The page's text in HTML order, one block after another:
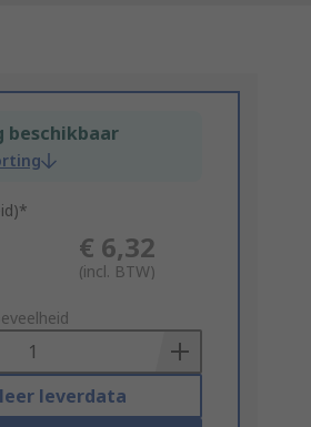
beschikbaar
€ 6,32
(incl. BTW)
leverdata